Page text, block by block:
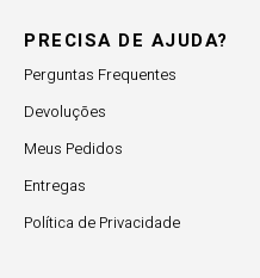
PRECISA DE AJUDA?
Perguntas Frequentes
Devoluções
Meus Pedidos
Entregas
Política de Privacidade